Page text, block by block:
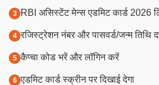
RBI असिस्टेंट मेन्स एडमिट कार्ड 2026
रजिस्ट्रेशन नंबर और पासवर्ड/जन्म तिथि
कैप्चा कोड भरें और लॉगिन करें
एडमिट कार्ड स्क्रीन पर दिखाई देगा